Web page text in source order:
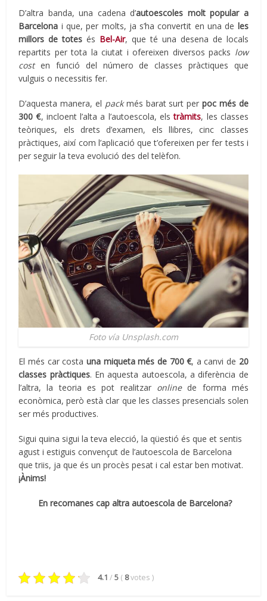
D’altra banda, una cadena d’autoescoles molt popular a
Barcelona i que, per molts, ja s’ha convertit en una de les
millors de totes és Bel-Air, que té una desena de locals
repartits per tota la ciutat i ofereixen diversos packs low
costen funció del número de classes pràctiques que
vulguis o necessitis fer.
D’aquesta manera, el packmés barat surt perpoc més de
300 €, incloent l’alta a l’autoescola, elstràmits, les classes
teòriques, els drets d’examen, els llibres, cinc classes
pràctiques, així com l’aplicació que t’ofereixen per fer tests i
per seguir la teva evolució des del telèfon.
Foto vía Unsplash.com
El més car costa una miqueta més de 700 €, a canvi de 20
classes pràctiques. En aquesta autoescola, a diferència de
l’altra, la teoria es pot realitzar onlinede forma més
econòmica, però està clar que les classes presencials solen
ser més productives.
Sigui quina sigui la teva elecció, la qüestió és que et sentis
agust i estiguis convençut de l’autoescola de Barcelona
que triis, ja que és un procès pesat i cal estar ben motivat.
¡Ànims!
En recomanes cap altra autoescola de Barcelona?
4.1 / 5 ( 8votes )